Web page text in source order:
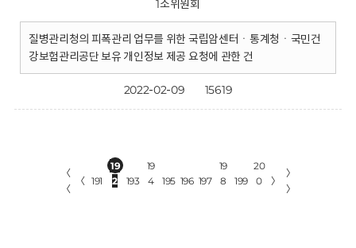
1소위원회
질병관리청의 피폭관리 업무를 위한 국립암센터ㆍ통계청ㆍ국민건
강보험관리공단 보유 개인정보 제공 요청에 관한 건
2022-02-09 15619
〈
〈
〈 191
19
2
193
19
4
195 196 197
19
8
199
20
0
〉
〉
〉